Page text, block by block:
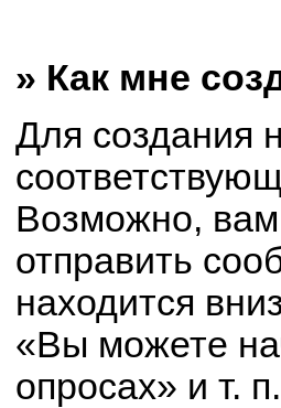
» Как мне
Для создания
Возможно, вам
отправить
находится
«Вы можете
опросах» и т. п.